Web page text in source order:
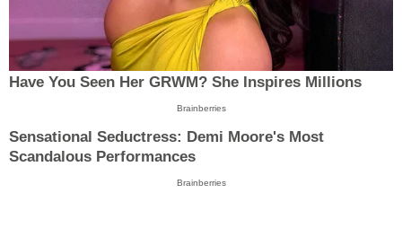
Have You Seen Her GRWM? She Inspires Millions
Brainberries
Sensational Seductress: Demi Moore's Most
Scandalous Performances
Brainberries